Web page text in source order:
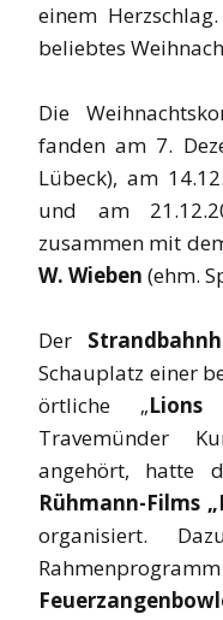
einem
beliebtes
Die
fanden am 7.
Lübeck), am
und am
zusammen mit
W. Wieben (ehm.
Der
Schauplatz einer
örtliche „Lions
Travemünder
angehört, hatte
Rühmann-Films
organisiert.